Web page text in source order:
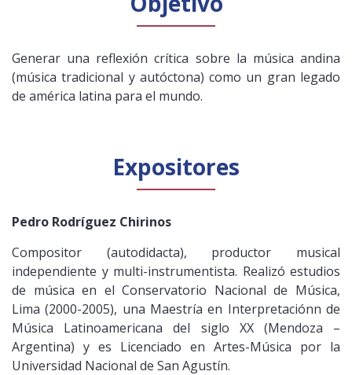
Generar una reflexión crítica sobre la música andina
(música tradicional y autóctona) como un gran legado
de américa latina para el mundo.
Expositores
Pedro Rodríguez Chirinos
Compositor (autodidacta), productor musical
independiente y multi-instrumentista. Realizó estudios
de música en el Conservatorio Nacional de Música,
Lima (2000-2005), una Maestría en Interpretaciónn de
Música Latinoamericana del siglo XX (Mendoza –
Argentina) y es Licenciado en Artes-Música por la
Universidad Nacional de San Agustín.